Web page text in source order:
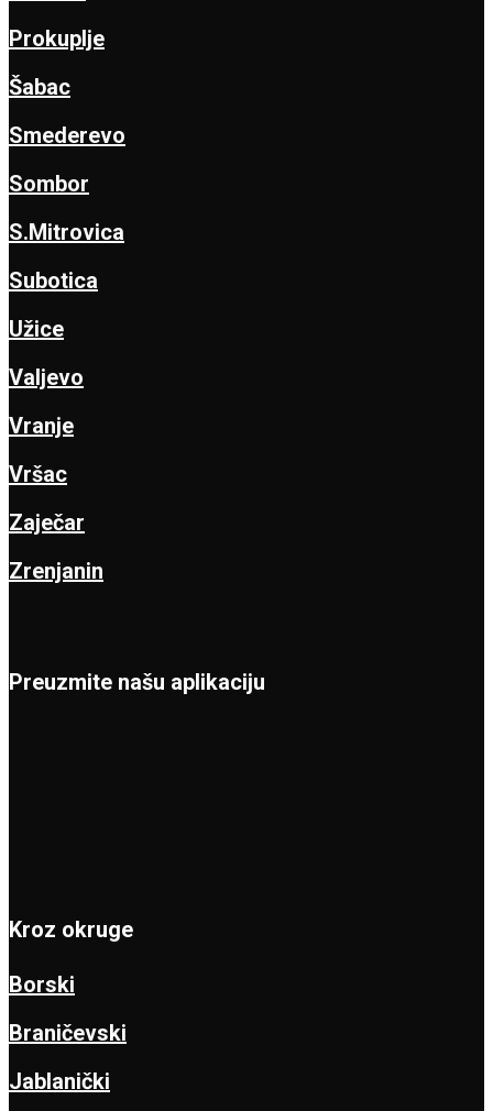
Prokuplje
Šabac
Smederevo
Sombor
S.Mitrovica
Subotica
Užice
Valjevo
Vranje
Vršac
Zaječar
Zrenjanin
Preuzmite našu aplikaciju
Kroz okruge
Borski
Braničevski
Jablanički